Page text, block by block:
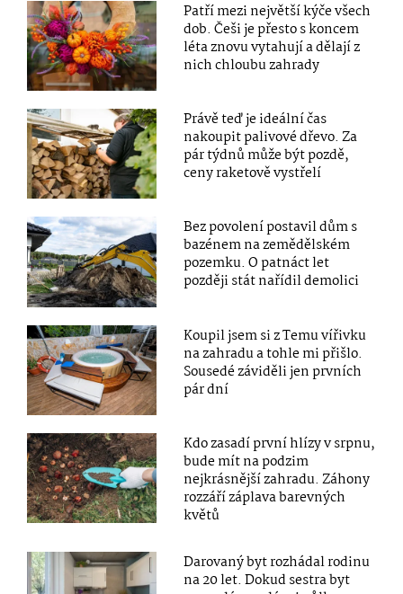
Patří mezi největší kýče všech
dob. Češi je přesto s koncem
léta znovu vytahují a dělají z
nich chloubu zahrady
Právě teď je ideální čas
nakoupit palivové dřevo. Za
pár týdnů může být pozdě,
ceny raketově vystřelí
Bez povolení postavil dům s
bazénem na zemědělském
pozemku. O patnáct let
později stát nařídil demolici
Koupil jsem si z Temu vířivku
na zahradu a tohle mi přišlo.
Sousedé záviděli jen prvních
pár dní
Kdo zasadí první hlízy v srpnu,
bude mít na podzim
nejkrásnější zahradu. Záhony
rozzáří záplava barevných
květů
Darovaný byt rozhádal rodinu
na 20 let. Dokud sestra byt